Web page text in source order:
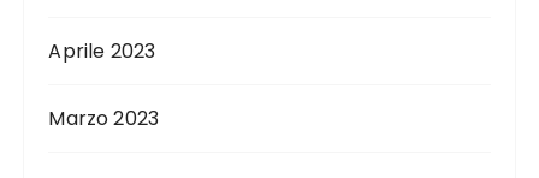
Aprile 2023
Marzo 2023